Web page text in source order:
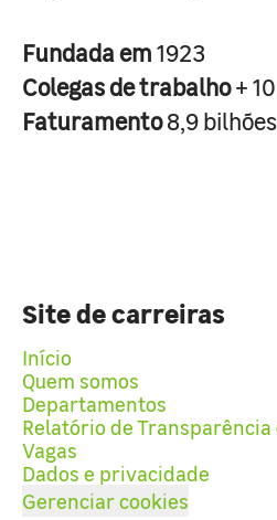
Fundada em1923
Colegas de trabalho+
Faturamento8,9
Site de carreiras
Início
Quem somos
Departamentos
Relatório de
Vagas
Dados e privacidade
Gerenciar cookies